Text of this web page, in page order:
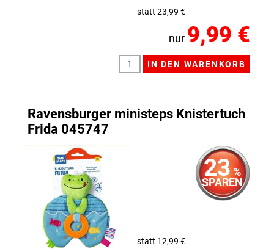
statt 23,99 €
nur 9,99 €
Ravensburger ministeps Knistertuch
Frida 045747
23 %
SPAREN
statt 12,99 €